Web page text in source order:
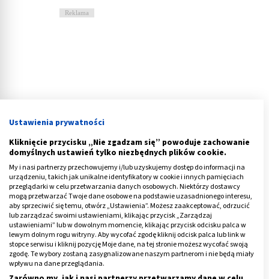
Reklama
Zdjęcie RTG zęba a stan zapalny
Czyzdjęcia RTG zębawykazująstan zapalny? Nie
zawsze. Badanie to nie wykaże stanów ostrych,
powodujących silną bolesność i inne objawy, lecz
Ustawienia prywatności
Kliknięcie przycisku „Nie zgadzam się” powoduje zachowanie
domyślnych ustawień tylko niezbędnych plików cookie.
My i nasi partnerzy przechowujemy i/lub uzyskujemy dostęp do informacji na
urządzeniu, takich jak unikalne identyfikatory w cookie i innych pamięciach
przeglądarki w celu przetwarzania danych osobowych. Niektórzy dostawcy
mogą przetwarzać Twoje dane osobowe na podstawie uzasadnionego interesu,
aby sprzeciwić się temu, otwórz „Ustawienia”. Możesz zaakceptować, odrzucić
lub zarządzać swoimi ustawieniami, klikając przycisk „Zarządzaj
ustawieniami” lub w dowolnym momencie, klikając przycisk odcisku palca w
lewym dolnym rogu witryny. Aby wycofać zgodę kliknij odcisk palca lub link w
stopce serwisu i kliknij pozycję Moje dane, na tej stronie możesz wycofać swoją
zgodę. Te wybory zostaną zasygnalizowane naszym partnerom i nie będą miały
wpływu na dane przeglądania.